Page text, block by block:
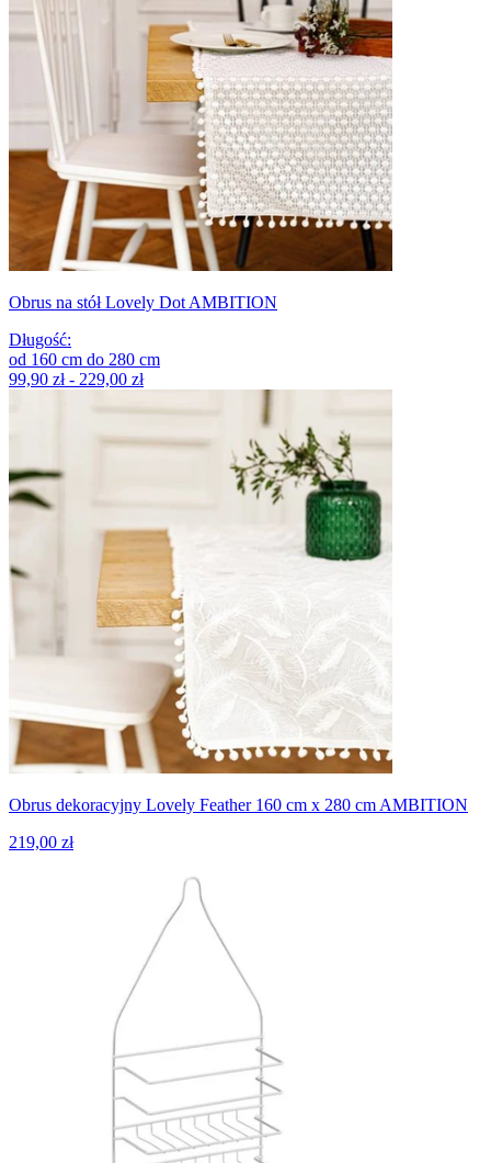
Obrus na stół Lovely Dot AMBITION
Długość:
od 160 cm do 280 cm
99,90 zł - 229,00 zł
Obrus dekoracyjny Lovely Feather 160 cm x 280 cm AMBITION
219,00 zł